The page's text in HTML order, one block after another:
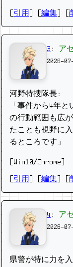
引用 編集
3 : ア
2026-
河野特捜隊長:
「事件から4年
の行動範囲も広
たことも視野に
るところです」
[Win10/Chrome]
引用 編集
4 : ア
2026-
県警が特に力を